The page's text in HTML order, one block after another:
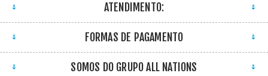
ATENDIMENTO:
FORMAS DE PAGAMENTO
SOMOS DO GRUPO ALL NATIONS